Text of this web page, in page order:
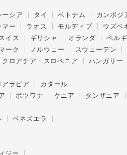
ーシア タイ ベトナム
カンボジ
マー ラオス モルディブ
ウズベ
スイス ギリシャ オランダ
ベル
ーク ノルウェー
スウェーデン
クロアチア・スロベニア
ハンガリー
ラビア
カタール
ボツワナ ケニア
タンザニア
ベネズエラ
ジー